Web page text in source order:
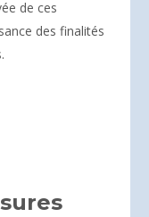
de ces
des finalités